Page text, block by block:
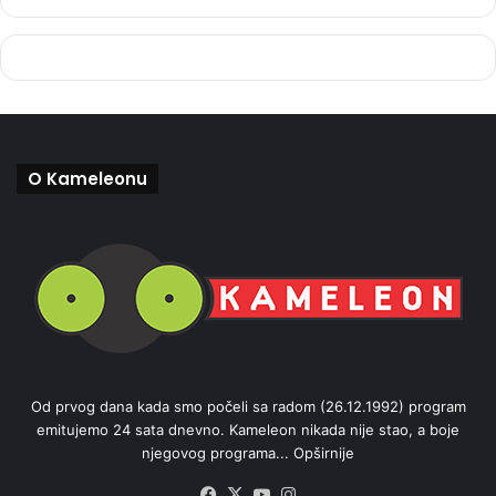
O Kameleonu
Od prvog dana kada smo počeli sa radom (26.12.1992) program
emitujemo 24 sata dnevno. Kameleon nikada nije stao, a boje
njegovog programa... Opširnije